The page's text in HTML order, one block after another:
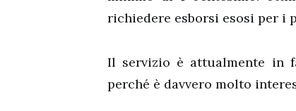
richiedere esborsi esosi per i
Il servizio è attualmente in
perché è davvero molto